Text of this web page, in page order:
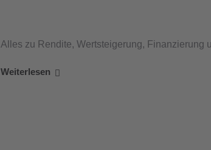
Alles zu Rendite, Wertsteigerung, Finanzierung
Weiterlesen